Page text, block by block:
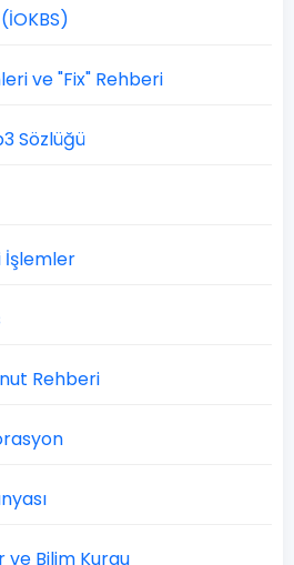
ve "Fix" Rehberi
Sözlüğü
İşlemler
Rehberi
ve Bilim Kurgu